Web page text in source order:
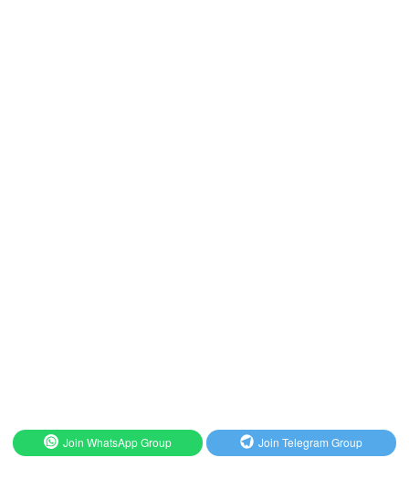
Join WhatsApp Group Join Telegram Group